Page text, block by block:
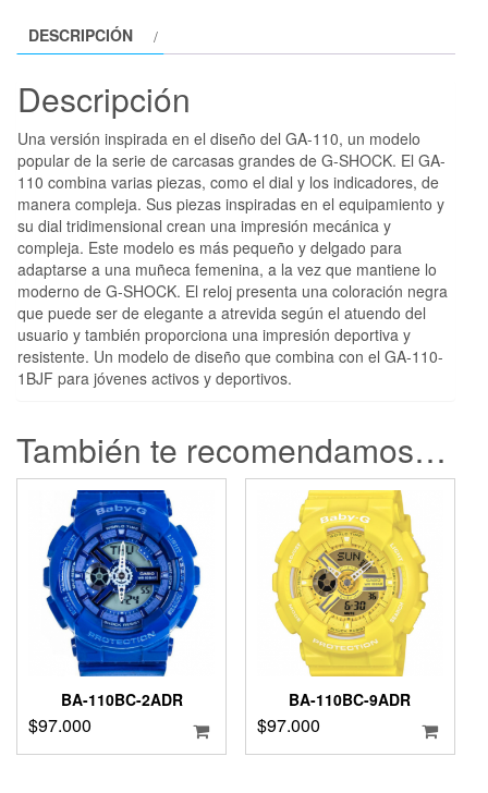
DESCRIPCIÓN
Descripción
Una versión inspirada en el diseño del GA-110, un modelo
popular de la serie de carcasas grandes de G-SHOCK. El GA-
110 combina varias piezas, como el dial y los indicadores, de
manera compleja. Sus piezas inspiradas en el equipamiento y
su dial tridimensional crean una impresión mecánica y
compleja. Este modelo es más pequeño y delgado para
adaptarse a una muñeca femenina, a la vez que mantiene lo
moderno de G-SHOCK. El reloj presenta una coloración negra
que puede ser de elegante a atrevida según el atuendo del
usuario y también proporciona una impresión deportiva y
resistente. Un modelo de diseño que combina con el GA-110-
1BJF para jóvenes activos y deportivos.
También te recomendamos…
BA-110BC-2ADR
$97.000
BA-110BC-9ADR
$97.000